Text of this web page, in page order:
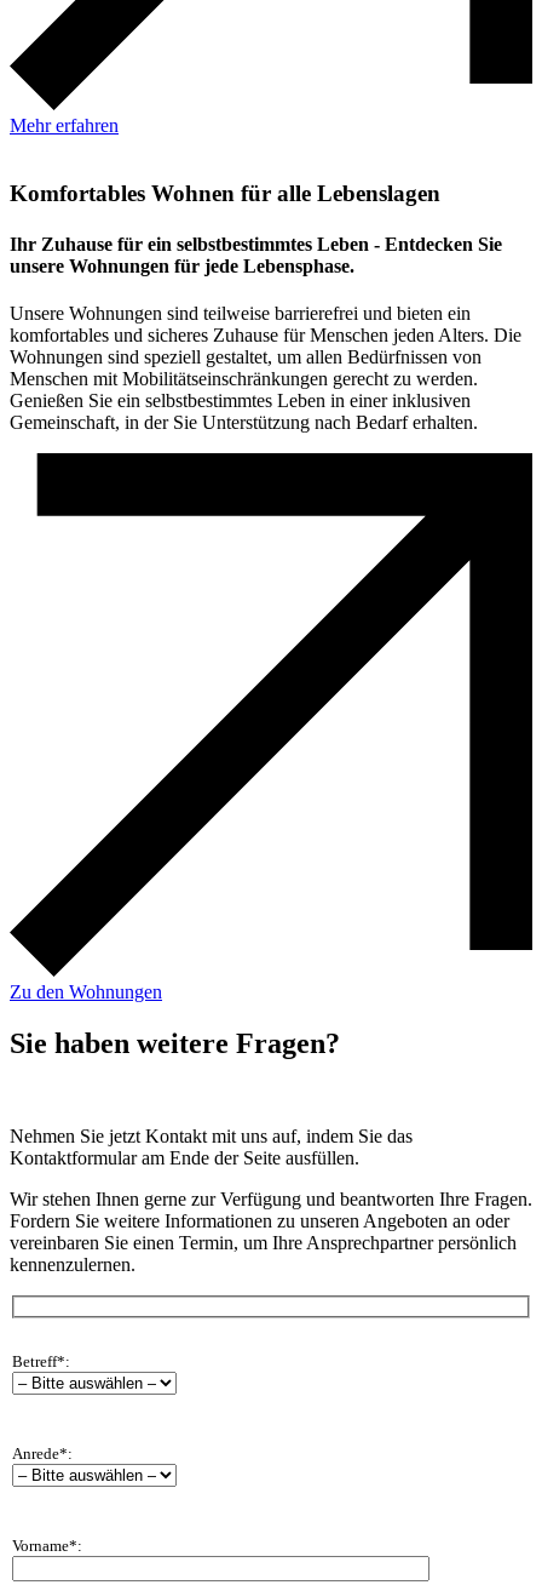
Mehr erfahren
Komfortables Wohnen für alle Lebenslagen
Ihr Zuhause für ein selbstbestimmtes Leben - Entdecken Sie
unsere Wohnungen für jede Lebensphase.
Unsere Wohnungen sind teilweise barrierefrei und bieten ein
komfortables und sicheres Zuhause für Menschen jeden Alters. Die
Wohnungen sind speziell gestaltet, um allen Bedürfnissen von
Menschen mit Mobilitätseinschränkungen gerecht zu werden.
Genießen Sie ein selbstbestimmtes Leben in einer inklusiven
Gemeinschaft, in der Sie Unterstützung nach Bedarf erhalten.
Zu den Wohnungen
Sie haben weitere Fragen?
Nehmen Sie jetzt Kontakt mit uns auf, indem Sie das
Kontaktformular am Ende der Seite ausfüllen.
Wir stehen Ihnen gerne zur Verfügung und beantworten Ihre Fragen.
Fordern Sie weitere Informationen zu unseren Angeboten an oder
vereinbaren Sie einen Termin, um Ihre Ansprechpartner persönlich
kennenzulernen.
Betreff*:
Anrede*:
Vorname*: